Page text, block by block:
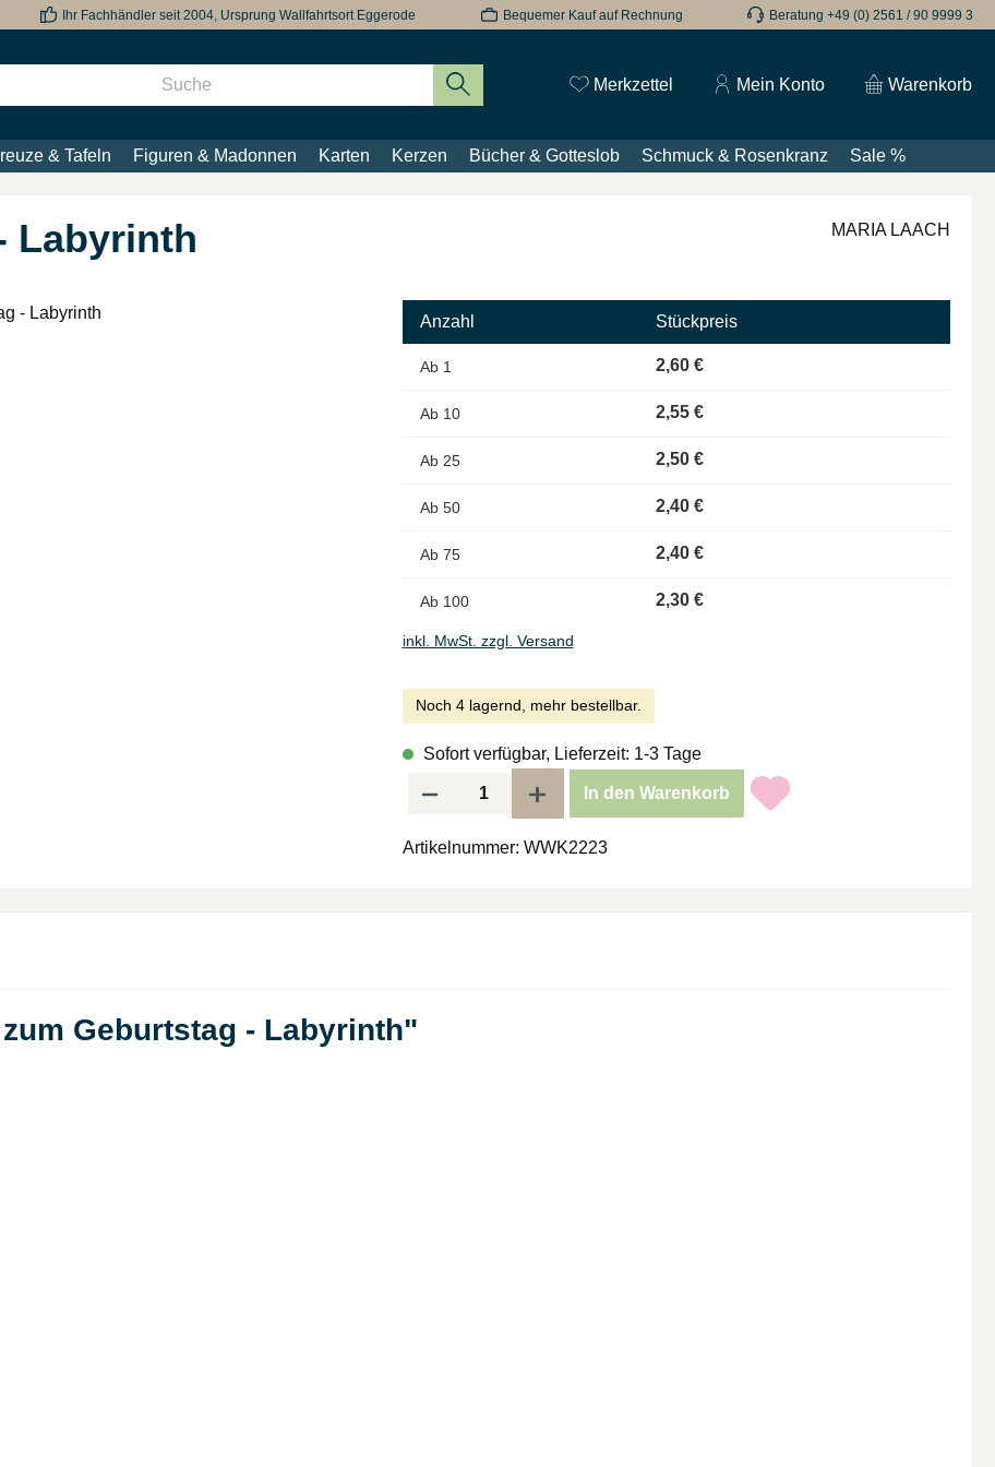
Ihr Fachhändler seit 2004, Ursprung Wallfahrtsort Eggerode Bequemer Kauf auf Rechnung Beratung +49 (0) 2561 / 90 9999 3
Merkzettel Du hast 0 Produkte auf dem Merkzettel
Mein Konto Warenkorb
& Tafeln Figuren & Madonnen Karten Kerzen Bücher & Gotteslob Schmuck & Rosenkranz Sale %
Labyrinth MARIA LAACH
Anzahl Stückpreis
Ab 1 2,60 €
Ab 10 2,55 €
Ab 25 2,50 €
Ab 50 2,40 €
Ab 75 2,40 €
Ab 100 2,30 €
inkl. MwSt. zzgl. Versand
Noch 4 lagernd, mehr bestellbar.
Sofort verfügbar, Lieferzeit: 1-3 Tage
Produkt Anzahl: Gib den gewünschten Wert ein oder benutze die Schaltflächen um
In den Warenkorb
Artikelnummer: WWK2223
Geburtstag - Labyrinth"